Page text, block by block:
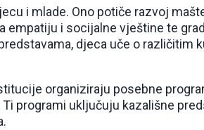
i mlade. Ono potiče razvoj
empatiju i socijalne vještine te
djeca uče o različitim
organiziraju posebne
programi uključuju kazališne